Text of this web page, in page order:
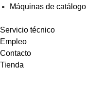
Máquinas de catálogo
Servicio técnico
Empleo
Contacto
Tienda